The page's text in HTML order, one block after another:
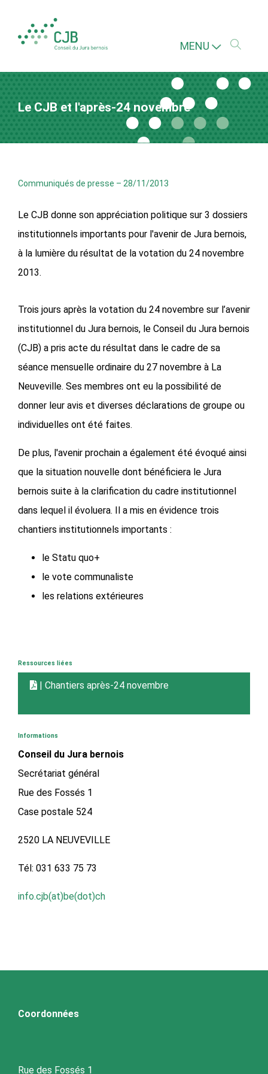
MENU
Le CJB et l'après-24 novembre
Communiqués de presse – 28/11/2013
Le CJB donne son appréciation politique sur 3 dossiers
institutionnels importants pour l'avenir de Jura bernois,
à la lumière du résultat de la votation du 24 novembre
2013.
Trois jours après la votation du 24 novembre sur l’avenir
institutionnel du Jura bernois, le Conseil du Jura bernois
(CJB) a pris acte du résultat dans le cadre de sa
séance mensuelle ordinaire du 27 novembre à La
Neuveville. Ses membres ont eu la possibilité de
donner leur avis et diverses déclarations de groupe ou
individuelles ont été faites.
De plus, l'avenir prochain a également été évoqué ainsi
que la situation nouvelle dont bénéficiera le Jura
bernois suite à la clarification du cadre institutionnel
dans lequel il évoluera. Il a mis en évidence trois
chantiers institutionnels importants :
le Statu quo+
le vote communaliste
les relations extérieures
Ressources liées
| Chantiers après-24 novembre
Informations
Conseil du Jura bernois
Secrétariat général
Rue des Fossés 1
Case postale 524
2520 LA NEUVEVILLE
Tél: 031 633 75 73
info.cjb(at)be(dot)ch
Coordonnées
Rue des Fossés 1